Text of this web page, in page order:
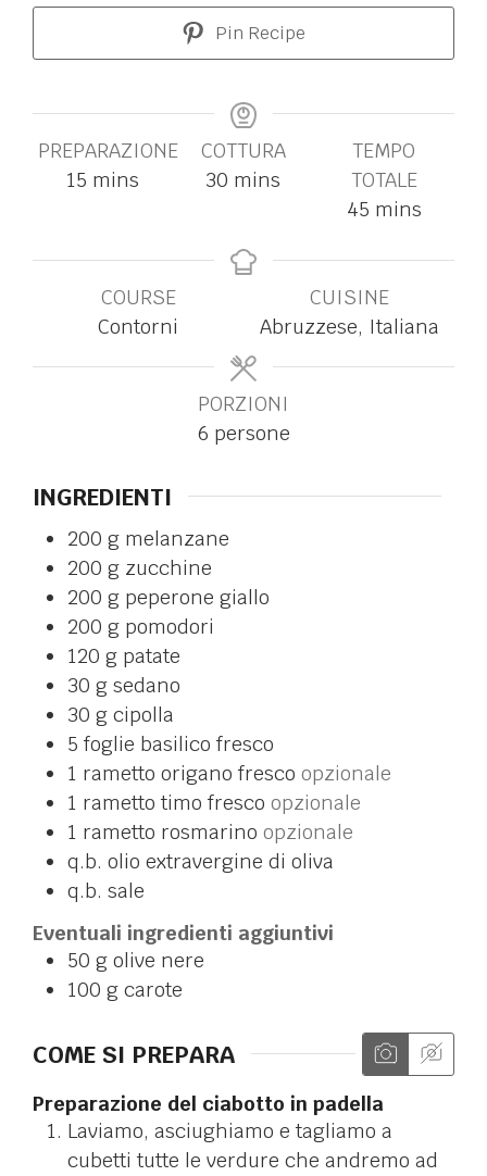
Pin Recipe
PREPARAZIONE
15 mins
COTTURA
30 mins
TEMPO
TOTALE
45 mins
COURSE
Contorni
CUISINE
Abruzzese, Italiana
PORZIONI
6 persone
INGREDIENTI
200 g melanzane
200 g zucchine
200 g peperone giallo
200 g pomodori
120 g patate
30 g sedano
30 g cipolla
5 foglie basilico fresco
1 rametto origano fresco opzionale
1 rametto timo fresco opzionale
1 rametto rosmarino opzionale
q.b. olio extravergine di oliva
q.b. sale
Eventuali ingredienti aggiuntivi
50 g olive nere
100 g carote
COME SI PREPARA
Preparazione del ciabotto in padella
Laviamo, asciughiamo e tagliamo a
cubetti tutte le verdure che andremo ad